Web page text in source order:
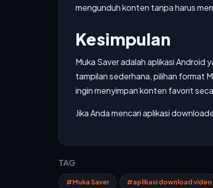
mengunduh konten tanpa harus
Kesimpulan
Muka Saver adalah aplikasi Android
tampilan sederhana, pilihan format
ingin menyimpan konten favorit
Jika Anda mencari aplikasi
TAG
#Muka Saver #aplikasi download video